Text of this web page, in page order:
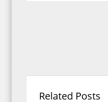
Related Posts